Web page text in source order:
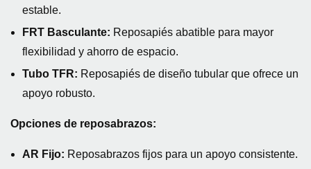
estable.
FRT Basculante: Reposapiés abatible para mayor
flexibilidad y ahorro de espacio.
Tubo TFR: Reposapiés de diseño tubular que ofrece un
apoyo robusto.
Opciones de reposabrazos:
AR Fijo: Reposabrazos fijos para un apoyo consistente.